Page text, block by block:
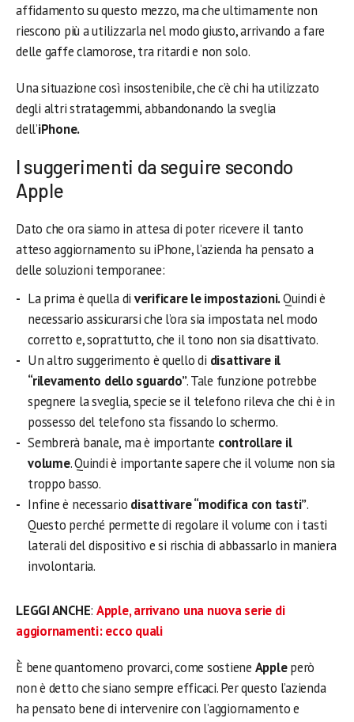
affidamento su questo mezzo, ma che ultimamente non
riescono più a utilizzarla nel modo giusto, arrivando a fare
delle gaffe clamorose, tra ritardi e non solo.
Una situazione così insostenibile, che c’è chi ha utilizzato
degli altri stratagemmi, abbandonando la sveglia
dell’iPhone.
I suggerimenti da seguire secondo
Apple
Dato che ora siamo in attesa di poter ricevere il tanto
atteso aggiornamento su iPhone, l’azienda ha pensato a
delle soluzioni temporanee:
La prima è quella di verificare le impostazioni.Quindi è
necessario assicurarsi che l’ora sia impostata nel modo
corretto e, soprattutto, che il tono non sia disattivato.
Un altro suggerimento è quello di disattivare il
“rilevamento dello sguardo”. Tale funzione potrebbe
spegnere la sveglia, specie se il telefono rileva che chi è in
possesso del telefono sta fissando lo schermo.
Sembrerà banale, ma è importante controllare il
volume. Quindi è importante sapere che il volume non sia
troppo basso.
Infine è necessario disattivare “modifica con tasti”.
Questo perché permette di regolare il volume con i tasti
laterali del dispositivo e si rischia di abbassarlo in maniera
involontaria.
LEGGI ANCHE: Apple, arrivano una nuova serie di
aggiornamenti: ecco quali
È bene quantomeno provarci, come sostiene Appleperò
non è detto che siano sempre efficaci. Per questo l’azienda
ha pensato bene di intervenire con l’aggiornamento e